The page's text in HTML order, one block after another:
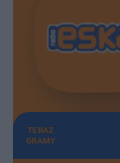
TERAZ
GRAMY